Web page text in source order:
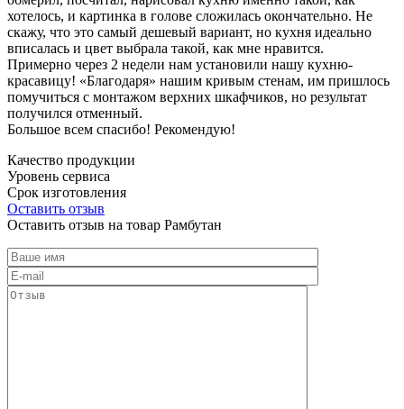
хотелось, и картинка в голове сложилась окончательно. Не
скажу, что это самый дешевый вариант, но кухня идеально
вписалась и цвет выбрала такой, как мне нравится.
Примерно через 2 недели нам установили нашу кухню-
красавицу! «Благодаря» нашим кривым стенам, им пришлось
помучиться с монтажом верхних шкафчиков, но результат
получился отменный.
Большое всем спасибо! Рекомендую!
Качество продукции
Уровень сервиса
Срок изготовления
Оставить отзыв
Оставить отзыв на товар Рамбутан